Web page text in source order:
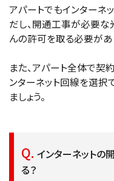
アパートでもインターネ
だし、開通工事が必要
んの許可を取る必要があ
また、アパート全体で契
ンターネット回線を選択
ましょう。
インターネットの
る？